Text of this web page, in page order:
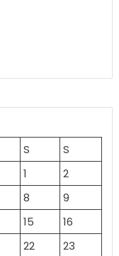
S
S
1
2
8
9
15
16
22
23